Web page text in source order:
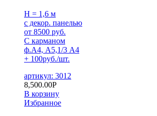
H = 1,6 м
с декор. панелью
от 8500 руб.
С карманом
ф.А4, А5,1/3 А4
+ 100руб./шт.
артикул: 3012
8,500.00Р
В корзину
Избранное